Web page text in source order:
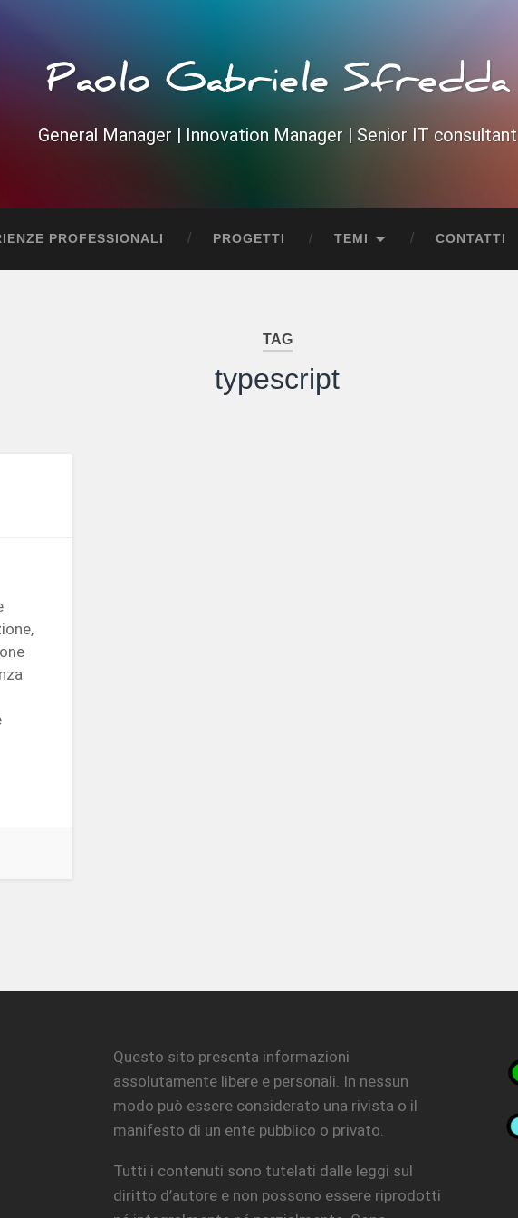
Paolo Gabriele Sfredda
General Manager | Innovation Manager | Senior IT consultant
PROFESSIONALI PROGETTI TEMI CONTATTI
TAG
typescript
Questo sito presenta informazioni
assolutamente libere e personali. In nessun
modo può essere considerato una rivista o il
manifesto di un ente pubblico o privato.
Tutti i contenuti sono tutelati dalle leggi sul
diritto d’autore e non possono essere riprodotti